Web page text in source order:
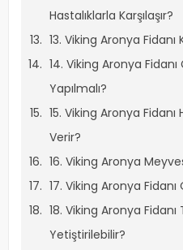
Hastalıklarla Karşılaşır?
13. Viking Aronya Fidanı
14. Viking Aronya
Yapılmalı?
15. Viking Aronya
Verir?
16. Viking Aronya
17. Viking Aronya
18. Viking Aronya
Yetiştirilebilir?